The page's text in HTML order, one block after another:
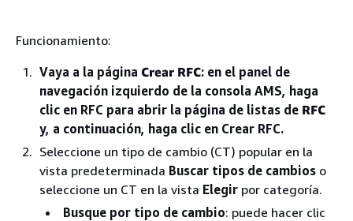
Funcionamiento:
Vaya a la página Crear RFC: en el panel de
navegación izquierdo de la consola AMS, haga
clic en RFC para abrir la página de listas de RFC
y, a continuación, haga clic en Crear RFC.
Seleccione un tipo de cambio (CT) popular en la
vista predeterminada Buscar tipos de cambios o
seleccione un CT en la vista Elegir por categoría.
Busque por tipo de cambio: puede hacer clic